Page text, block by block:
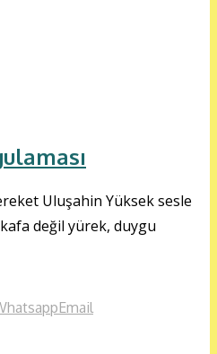
Uluşahin Yüksek sesle
değil yürek, duygu
Email